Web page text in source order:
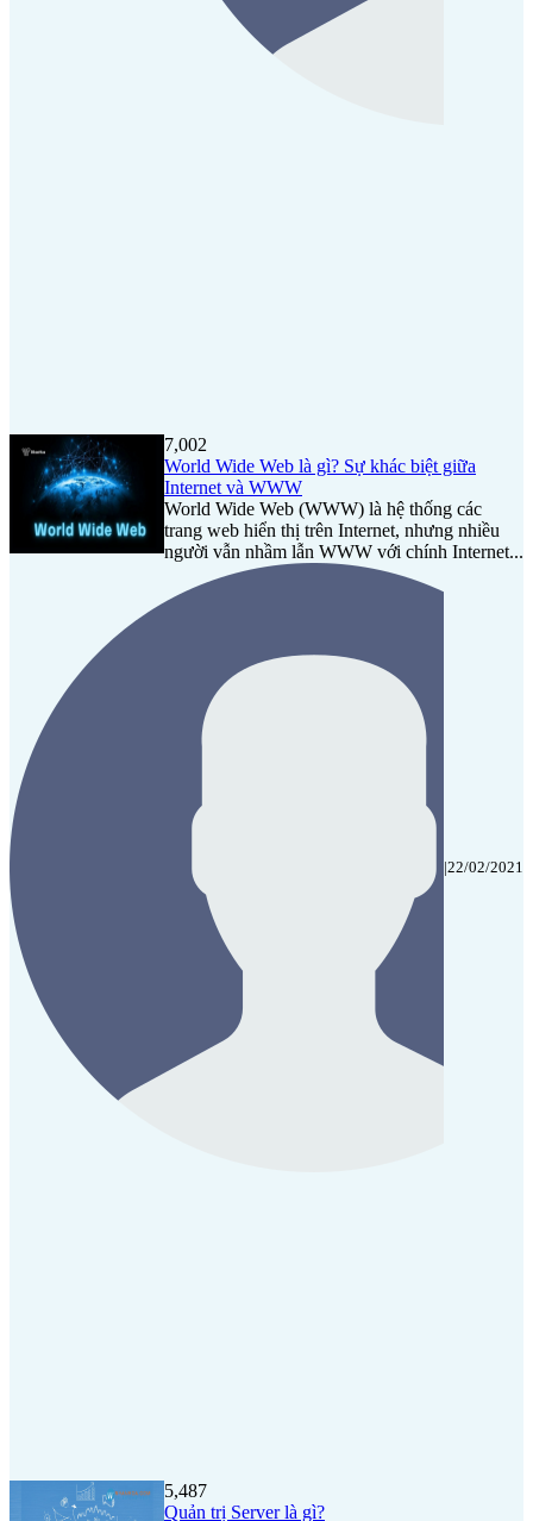
7,002
World Wide Web là gì? Sự khác biệt giữa
Internet và WWW
World Wide Web (WWW) là hệ thống các
trang web hiển thị trên Internet, nhưng nhiều
người vẫn nhầm lẫn WWW với chính Internet...
|22/02/2021
5,487
Quản trị Server là gì?